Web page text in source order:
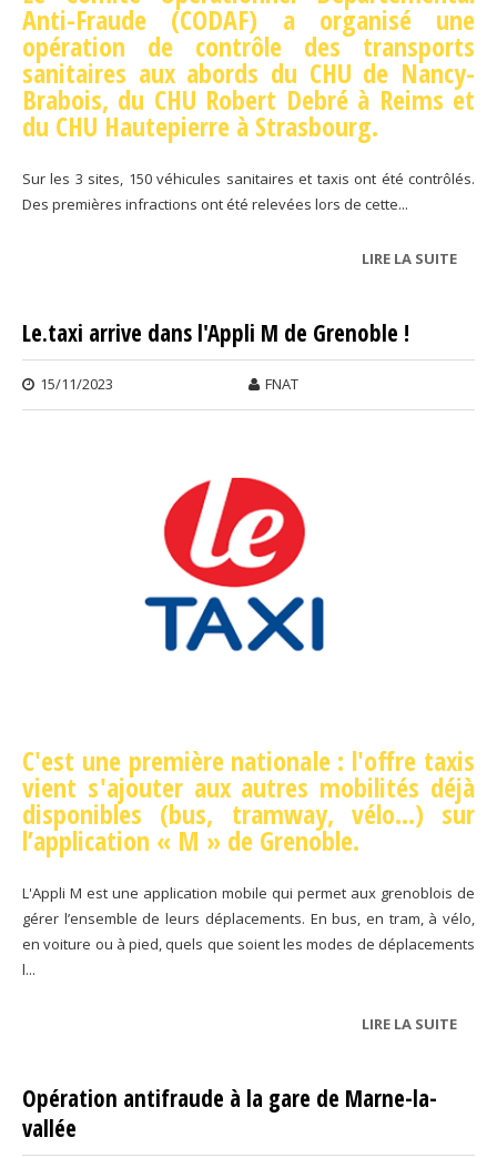
Anti-Fraude (CODAF) a organisé une
opération de contrôle des transports
sanitaires aux abords du CHU de Nancy-
Brabois, du CHU Robert Debré à Reims et
du CHU Hautepierre à Strasbourg.
Sur les 3 sites, 150 véhicules sanitaires et taxis ont été contrôlés.
Des premières infractions ont été relevées lors de cette...
LIRE LA SUITEDE
Le.taxi arrive dans l'Appli M de Grenoble !
15/11/2023 FNAT
C'est une première nationale : l'offre taxis
vient s'ajouter aux autres mobilités déjà
disponibles (bus, tramway, vélo…) sur
l’application « M » de Grenoble.
L'Appli M est une application mobile qui permet aux grenoblois de
gérer l’ensemble de leurs déplacements. En bus, en tram, à vélo,
en voiture ou à pied, quels que soient les modes de déplacements
l...
LIRE LA SUITEDE
Opération antifraude à la gare de Marne-la-
vallée